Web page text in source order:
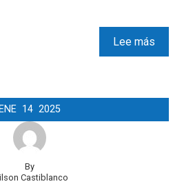
Lee más
ENE 14 2025
By
Castiblanco